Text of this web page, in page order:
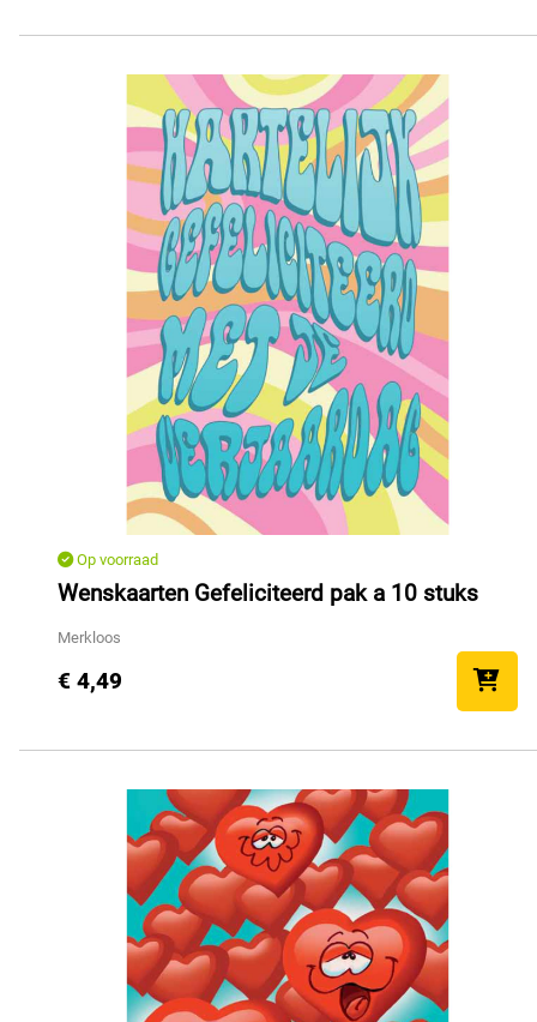
Op voorraad
Wenskaarten Gefeliciteerd pak a 10 stuks
Merkloos
€ 4,49